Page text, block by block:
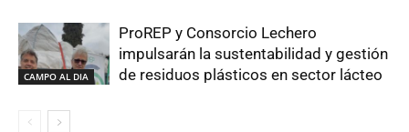
CAMPO AL DIA
ProREP y Consorcio Lechero
impulsarán la sustentabilidad y gestión
de residuos plásticos en sector lácteo